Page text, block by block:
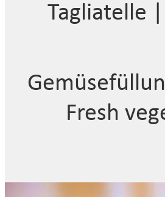
Tagliatelle
Fresh